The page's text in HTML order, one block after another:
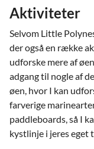
Aktiviteter
Selvom Little
der også en række
udforske mere af
adgang til nogle af
øen, hvor I kan
farverige
paddleboards, så I
kystlinje i jeres eget